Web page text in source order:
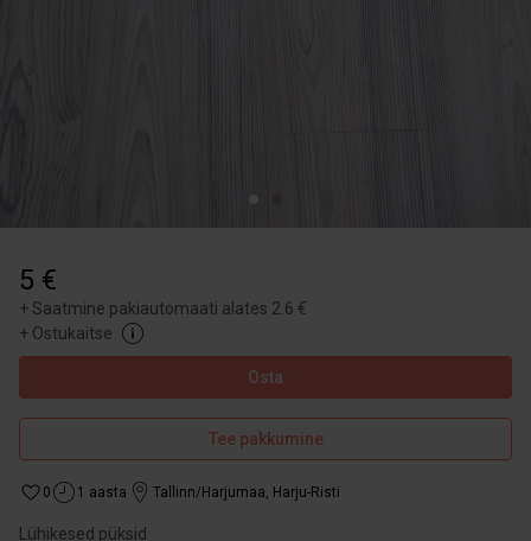
5 €
+Saatmine pakiautomaati alates 2.6 €
+ Ostukaitse
Osta
Tee pakkumine
0 1 aasta Tallinn/Harjumaa, Harju-Risti
Lühikesed püksid